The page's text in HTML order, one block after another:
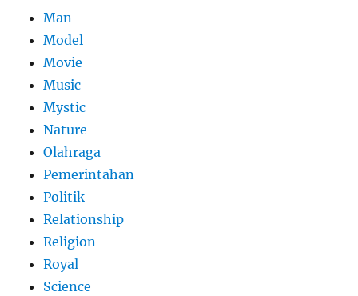
Man
Model
Movie
Music
Mystic
Nature
Olahraga
Pemerintahan
Politik
Relationship
Religion
Royal
Science